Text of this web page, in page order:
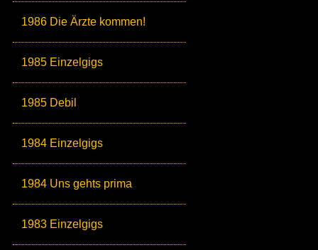
1986 Die Ärzte kommen!
1985 Einzelgigs
1985 Debil
1984 Einzelgigs
1984 Uns gehts prima
1983 Einzelgigs